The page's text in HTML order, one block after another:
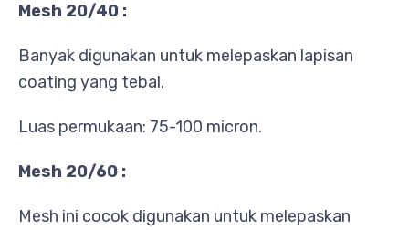
Mesh 20/40 :
Banyak digunakan untuk melepaskan lapisan
coating yang tebal.
Luas permukaan: 75-100 micron.
Mesh 20/60 :
Mesh ini cocok digunakan untuk melepaskan